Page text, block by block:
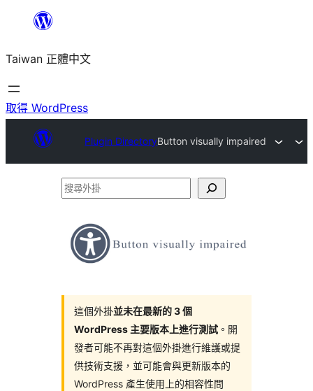
主
要
內
Taiwan 正體中文
取得 WordPress
Plugin DirectoryButton visually impaired
搜
掛
這個外掛並未在最新的 3 個
WordPress 主要版本上進行測試 。開
發者可能不再對這個外掛進行維護或提
供技術支援，並可能會與更新版本的
WordPress 產生使用上的相容性問